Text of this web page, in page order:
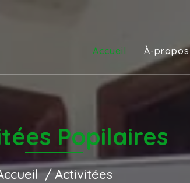
Accueil À-propos
Popilaires
Activitées